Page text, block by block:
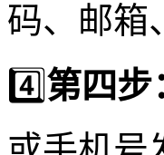
码、邮箱
4️⃣第四步